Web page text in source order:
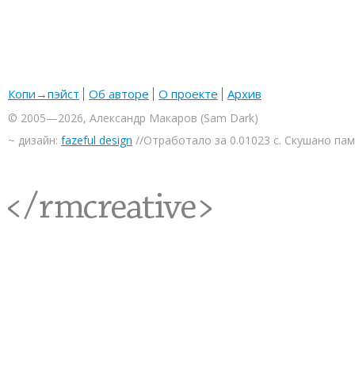
Копи→пэйст Об авторе О проекте Архив
© 2005—2026, Александр Макаров (Sam Dark)
~ дизайн: fazeful design //Отработало за 0.01023 с. Скушано
<rmcreative/>